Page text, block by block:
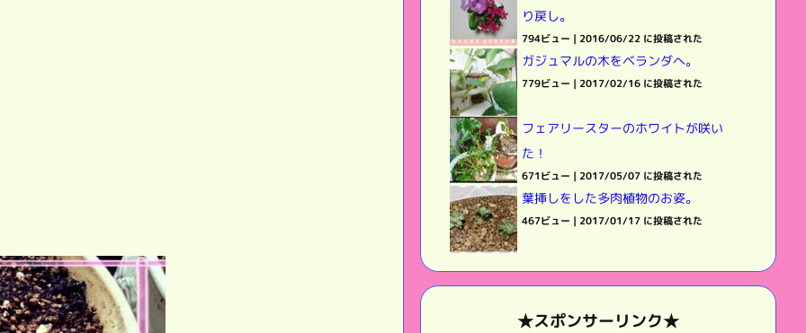
り戻し。
794ビュー | 2016/06/22 に投稿された
ガジュマルの木をベランダへ。
779ビュー | 2017/02/16 に投稿された
フェアリースターのホワイトが咲い
た！
671ビュー | 2017/05/07 に投稿された
葉挿しをした多肉植物のお姿。
467ビュー | 2017/01/17 に投稿された
★スポンサーリンク★